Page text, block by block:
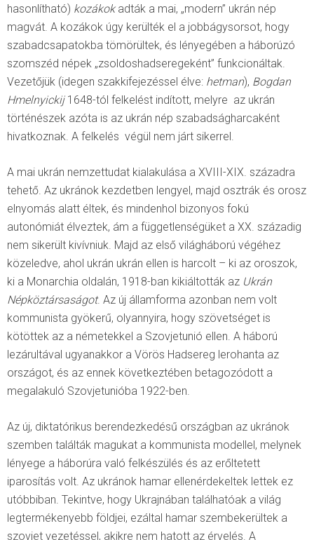
hasonlítható) kozákokadták a mai, „modern” ukrán nép
magvát. A kozákok úgy kerülték el a jobbágysorsot, hogy
szabadcsapatokba tömörültek, és lényegében a háborúzó
szomszéd népek „zsoldoshadseregeként” funkcionáltak.
Vezetőjük (idegen szakkifejezéssel élve: hetman), Bogdan
Hmelnyickij1648-tól felkelést indított, melyre az ukrán
történészek azóta is az ukrán nép szabadságharcaként
hivatkoznak. A felkelés végül nem járt sikerrel.
A mai ukrán nemzettudat kialakulása a XVIII-XIX. századra
tehető. Az ukránok kezdetben lengyel, majd osztrák és orosz
elnyomás alatt éltek, és mindenhol bizonyos fokú
autonómiát élveztek, ám a függetlenségüket a XX. századig
nem sikerült kivívniuk. Majd az első világháború végéhez
közeledve, ahol ukrán ukrán ellen is harcolt – ki az oroszok,
ki a Monarchia oldalán, 1918-ban kikiáltották az Ukrán
Népköztársaságot. Az új államforma azonban nem volt
kommunista gyökerű, olyannyira, hogy szövetséget is
kötöttek az a németekkel a Szovjetunió ellen. A háború
lezárultával ugyanakkor a Vörös Hadsereg lerohanta az
országot, és az ennek következtében betagozódott a
megalakuló Szovjetunióba 1922-ben.
Az új, diktatórikus berendezkedésű országban az ukránok
szemben találták magukat a kommunista modellel, melynek
lényege a háborúra való felkészülés és az erőltetett
iparosítás volt. Az ukránok hamar ellenérdekeltek lettek ez
utóbbiban. Tekintve, hogy Ukrajnában találhatóak a világ
legtermékenyebb földjei, ezáltal hamar szembekerültek a
szovjet vezetéssel, akikre nem hatott az érvelés. A